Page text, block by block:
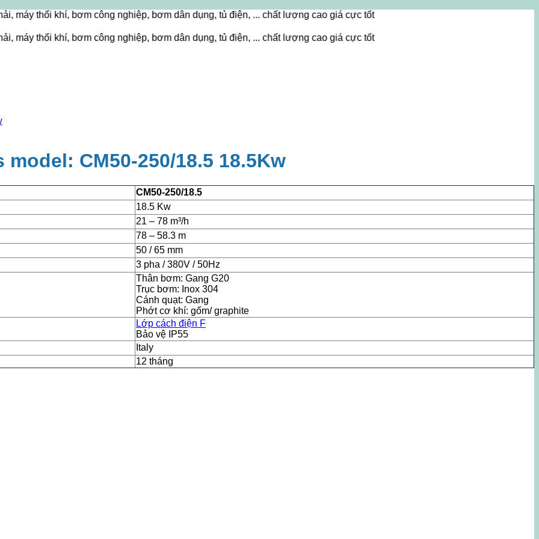
khí, bơm công nghiệp, bơm dân dụng, tủ điện, ... chất lượng cao giá cực tốt
khí, bơm công nghiệp, bơm dân dụng, tủ điện, ... chất lượng cao giá cực tốt
CM50-250/18.5 18.5Kw
CM50-250/18.5
18.5 Kw
21 – 78 m³/h
78 – 58.3 m
50 / 65 mm
3 pha / 380V / 50Hz
Thân bơm: Gang G20
Trục bơm: Inox 304
Cánh quạt: Gang
Phớt cơ khí: gốm/ graphite
Lớp cách điện F
Bảo vệ IP55
Italy
12 tháng